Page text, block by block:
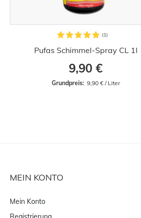
Pufas Schimmel-Spray CL 1l
9,90 €
Grundpreis: 9,90 € / Liter
MEIN KONTO
Mein Konto